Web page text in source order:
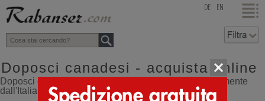
top DE EN
Doposci canadesi - acquista online
Doposci canadesi online shop con spedizione direttamente
dall'Italia